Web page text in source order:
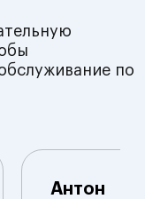
по
Антон